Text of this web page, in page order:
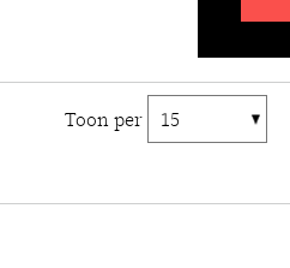
Toon per